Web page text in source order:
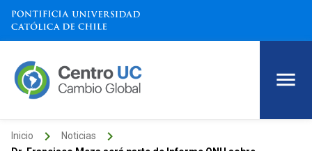
Inicio keyboard_arrow_right Noticias keyboard_arrow_right